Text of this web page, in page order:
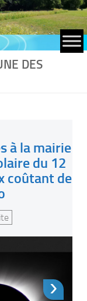
DES
12
de
›